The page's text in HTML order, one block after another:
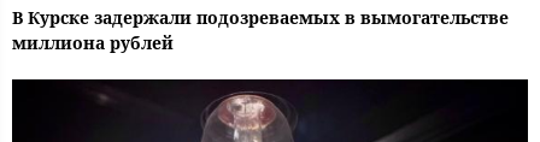
В Курске задержали подозреваемых в вымогательстве
миллиона рублей